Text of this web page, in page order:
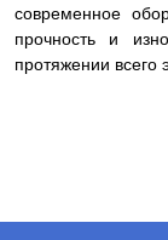
современное
прочность и
протяжении всего